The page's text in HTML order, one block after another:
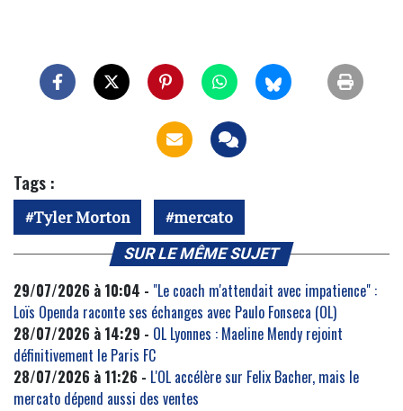
Tags :
Tyler Morton mercato
SUR LE MÊME SUJET
29/07/2026 à 10:04 - "Le coach m'attendait avec impatience" :
Loïs Openda raconte ses échanges avec Paulo Fonseca (OL)
28/07/2026 à 14:29 - OL Lyonnes : Maeline Mendy rejoint
définitivement le Paris FC
28/07/2026 à 11:26 - L'OL accélère sur Felix Bacher, mais le
mercato dépend aussi des ventes